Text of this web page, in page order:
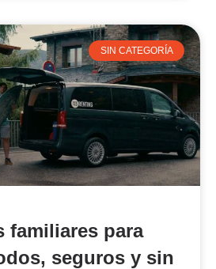
SIN CATEGORÍA
familiares para
seguros y sin